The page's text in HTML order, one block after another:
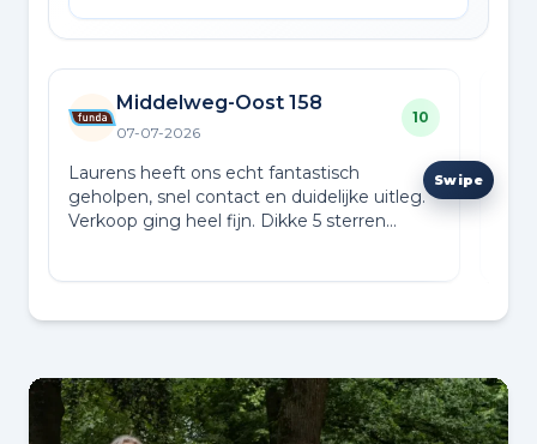
Middelweg-Oost 158
07-07-2026
10
Laurens heeft ons echt fantastisch
geholpen, snel contact en duidelijke uitleg.
Verkoop ging heel fijn. Dikke 5 sterren